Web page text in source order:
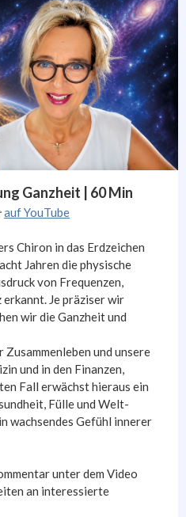
Ganzheit | 60 Min
auf YouTube
Chiron in das Erdzeichen
Jahren die physische
von Frequenzen,
erkannt. Je präziser wir
wir die Ganzheit und
und unsere
und in den Finanzen,
Fall erwächst hieraus ein
Fülle und Welt-
wachsendes Gefühl innerer
unter dem Video
an interessierte